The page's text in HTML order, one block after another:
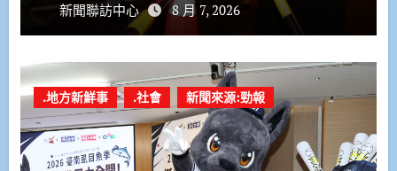
新聞聯訪中心 8 月 7, 2026
.地方新鮮事 .社會 新聞來源:勁報